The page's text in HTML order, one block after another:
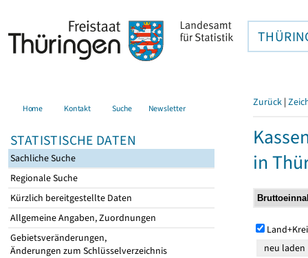
Home Kontakt Suche Newsletter
STATISTISCHE DATEN
Sachliche Suche
Regionale Suche
Kürzlich bereitgestellte Daten
Allgemeine Angaben, Zuordnungen
Gebietsveränderungen,
Änderungen zum Schlüsselverzeichnis
Zurück |
in